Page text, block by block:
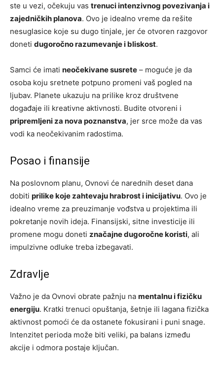
ste u vezi, očekuju vas trenuci intenzivnog povezivanja i
zajedničkih planova. Ovo je idealno vreme da rešite
nesuglasice koje su dugo tinjale, jer će otvoren razgovor
doneti dugoročno razumevanje i bliskost.
Samci će imati neočekivane susrete – moguće je da
osoba koju sretnete potpuno promeni vaš pogled na
ljubav. Planete ukazuju na prilike kroz društvene
događaje ili kreativne aktivnosti. Budite otvoreni i
pripremljeni za nova poznanstva, jer srce može da vas
vodi ka neočekivanim radostima.
Posao i finansije
Na poslovnom planu, Ovnovi će narednih deset dana
dobiti prilike koje zahtevaju hrabrost i inicijativu. Ovo je
idealno vreme za preuzimanje vođstva u projektima ili
pokretanje novih ideja. Finansijski, sitne investicije ili
promene mogu doneti značajne dugoročne koristi, ali
impulzivne odluke treba izbegavati.
Zdravlje
Važno je da Ovnovi obrate pažnju na mentalnu i fizičku
energiju. Kratki trenuci opuštanja, šetnje ili lagana fizička
aktivnost pomoći će da ostanete fokusirani i puni snage.
Intenzitet perioda može biti veliki, pa balans između
akcije i odmora postaje ključan.